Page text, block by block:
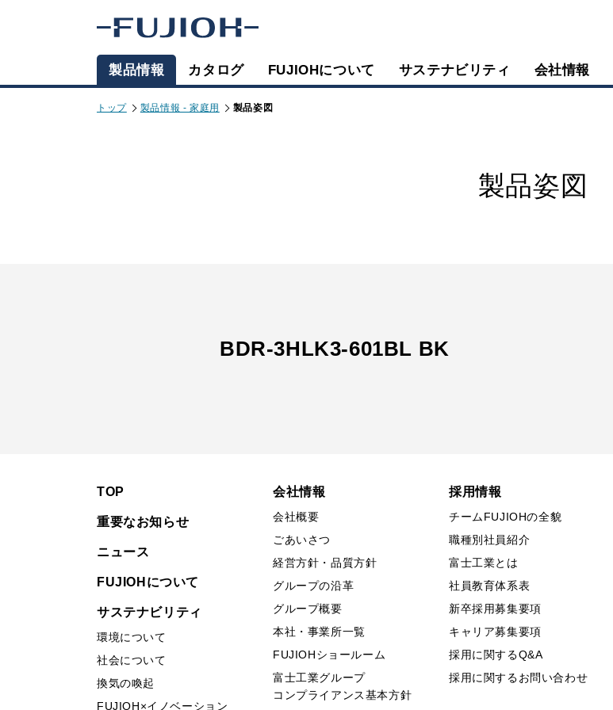
製品情報 カタログ FUJIOHについて サステナビリティ 会社情報
トップ 製品情報 - 家庭用 製品姿図
製品姿図
BDR-3HLK3-601BL BK
TOP
重要なお知らせ
ニュース
FUJIOHについて
サステナビリティ
環境について
社会について
換気の喚起
FUJIOH×イノベーション
会社情報
会社概要
ごあいさつ
経営方針・品質方針
グループの沿革
グループ概要
本社・事業所一覧
FUJIOHショールーム
富士工業グループ
コンプライアンス基本方針
採用情報
チームFUJIOHの全貌
職種別社員紹介
富士工業とは
社員教育体系表
新卒採用募集要項
キャリア募集要項
採用に関するQ&A
採用に関するお問い合わせ